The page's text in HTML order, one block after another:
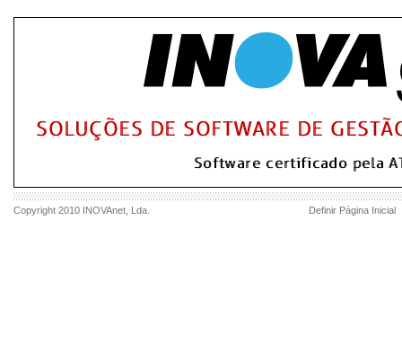
Copyright 2010 INOVAnet , Lda. Definir Página Inicial